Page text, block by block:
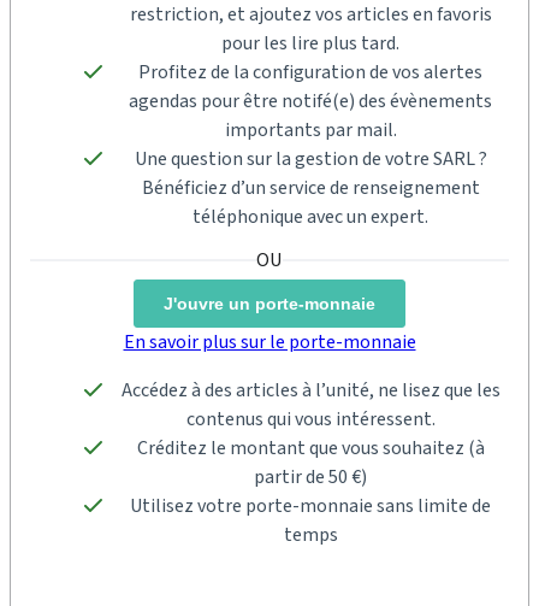
restriction, et ajoutez vos articles en favoris
pour les lire plus tard.
Profitez de la configuration de vos alertes
agendas pour être notifé(e) des évènements
importants par mail.
Une question sur la gestion de votre SARL ?
Bénéficiez d’un service de renseignement
téléphonique avec un expert.
J'ouvre un porte-monnaie
En savoir plus sur le porte-monnaie
Accédez à des articles à l’unité, ne lisez que les
contenus qui vous intéressent.
Créditez le montant que vous souhaitez (à
partir de 50 €)
Utilisez votre porte-monnaie sans limite de
temps